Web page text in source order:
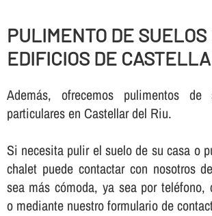
PULIMENTO DE SUELOS
EDIFICIOS DE
Además, ofrecemos pulimentos
particulares en Castellar del Riu.
Si necesita pulir el suelo de su casa o
chalet puede contactar con nosotros
sea más cómoda, ya sea por teléfono,
o mediante nuestro formulario de